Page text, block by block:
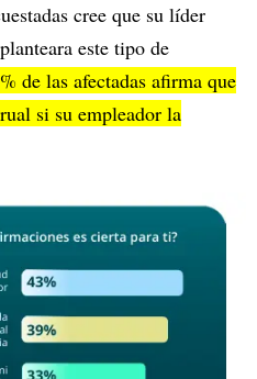
cree que su líder
este tipo de
de las afectadas afirma que
si su empleador la